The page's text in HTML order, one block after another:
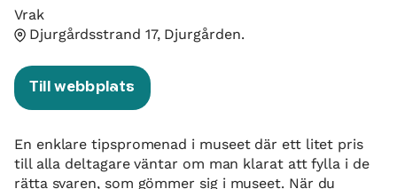
Vrak
Djurgårdsstrand 17, Djurgården.
Till webbplats
En enklare tipspromenad i museet där ett litet pris
till alla deltagare väntar om man klarat att fylla i de
rätta svaren, som gömmer sig i museet. När du